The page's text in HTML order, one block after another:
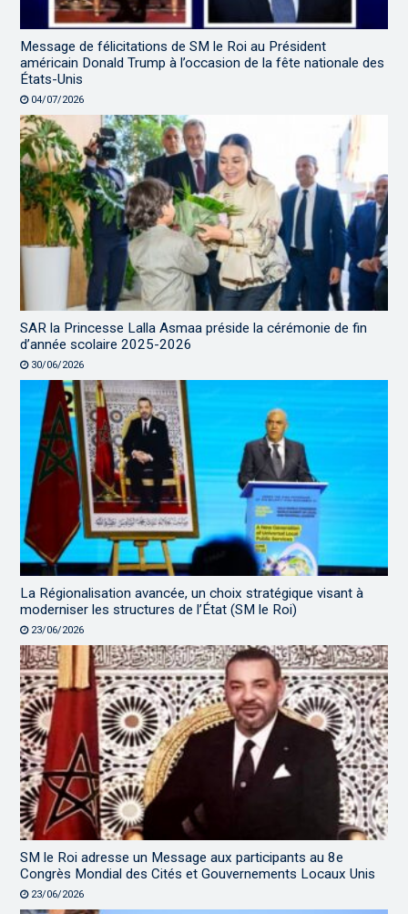
Message de félicitations de SM le Roi au Président
américain Donald Trump à l’occasion de la fête nationale des
États-Unis
04/07/2026
SAR la Princesse Lalla Asmaa préside la cérémonie de fin
d’année scolaire 2025-2026
30/06/2026
La Régionalisation avancée, un choix stratégique visant à
moderniser les structures de l’État (SM le Roi)
23/06/2026
SM le Roi adresse un Message aux participants au 8e
Congrès Mondial des Cités et Gouvernements Locaux Unis
23/06/2026